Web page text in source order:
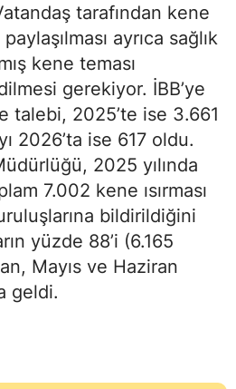
tarafından kene
ayrıca sağlık
kene teması
gerekiyor. İBB’ye
talebi, 2025’te ise 3.661
2026’ta ise 617 oldu.
2025 yılında
7.002 kene ısırması
bildirildiğini
yüzde 88’i (6.165
Mayıs ve Haziran
geldi.